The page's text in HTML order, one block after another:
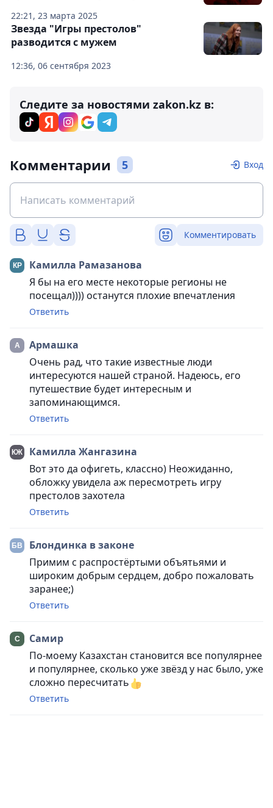
22:21, 23 марта 2025
12:36, 06 сентября 2023
Звезда "Игры престолов"
разводится с мужем
Следите за новостями zakon.kz в:
Комментарии 5 Вход
Комментировать
Камилла Рамазанова
Я бы на его месте некоторые регионы не
посещал)))) останутся плохие впечатления
Ответить
Армашка
Очень рад, что такие известные люди
интересуются нашей страной. Надеюсь, его
путешествие будет интересным и
запоминающимся.
Ответить
Камилла Жангазина
Вот это да офигеть, классно) Неожиданно,
обложку увидела аж пересмотреть игру
престолов захотела
Ответить
Блондинка в законе
Примим с распростёртыми объятьями и
широким добрым сердцем, добро пожаловать
заранее;)
Ответить
Самир
По-моему Казахстан становится все популярнее
и популярнее, сколько уже звёзд у нас было, уже
сложно пересчитать
Ответить